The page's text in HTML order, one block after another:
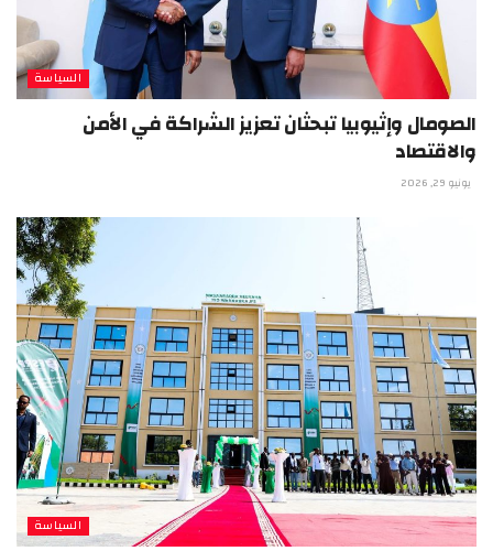
السياسة
الصومال وإثيوبيا تبحثان تعزيز الشراكة في الأمن
والاقتصاد
يونيو 29, 2026
السياسة